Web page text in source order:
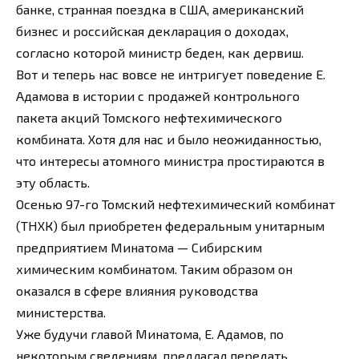
банке, странная поездка в США, американский
бизнес и российская декларация о доходах,
согласно которой министр беден, как дервиш.
Вот и теперь нас вовсе не интригует поведение Е.
Адамова в истории с продажей контрольного
пакета акций Томского нефтехимического
комбината. Хотя для нас и было неожиданностью,
что интересы атомного министра простираются в
эту область.
Осенью 97-го Томский нефтехимический комбинат
(ТНХК) был приобретен федеральным унитарным
предприятием Минатома — Сибирским
химическим комбинатом. Таким образом он
оказался в сфере влияния руководства
министерства.
Уже будучи главой Минатома, Е. Адамов, по
некоторым сведениям, предлагал передать